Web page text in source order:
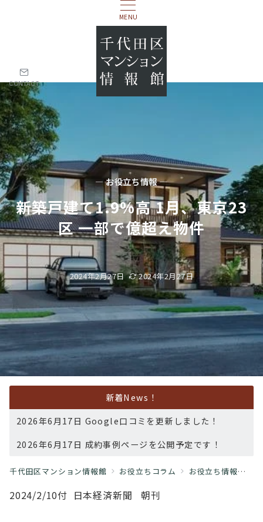
MENU
CONTACT
— お役立ち情報 —
新築⼾建て1.9%⾼ 1⽉、東京23
区 ⼀部で億超え物件
2024年2月27日 2024年2月27日
新着News！
2026年6月17日 Google口コミを更新しました！
2026年6月17日 成約事例ページを公開予定です！
千代田区マンション情報館 お役立ちコラム お役立ち情報
2024/2/10付 ⽇本経済新聞 朝刊